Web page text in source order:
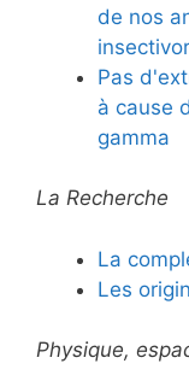
de nos
Pas
à cause
gamma
La Recherche
La
Les
Physique,